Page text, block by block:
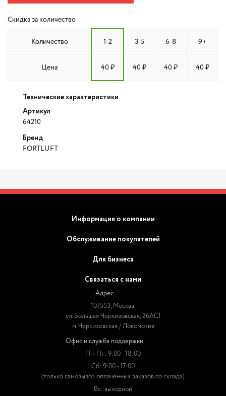
Скидка за количество
Количество 1-2 3-5 6-8 9+
Цена 40 ₽ 40 ₽ 40 ₽ 40 ₽
Технические характеристики
Артикул
64210
Бренд
FORTLUFT
Информация о компании
Обслуживание покупателей
Для бизнеса
Связаться с нами
Адрес
107553, Москва,
ул. Большая Черкизовская, 26АС1
м. Черкизовская / Локомотив
Офис и служба поддержки
Пн-Пт: 9:00 - 18:00
Сб: 9:00 - 17:00
(только самовывоз оплаченных заказов со склада)
Вс: выходной